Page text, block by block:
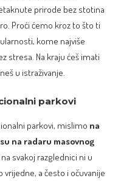
prirode bez stotina
Proći ćemo kroz to što ti
kome najviše
stresa. Na kraju ćeš imati
u istraživanje.
parkovi
parkovi, mislimo na
na radaru masovnog
svakoj razglednici ni u
a često i očuvanije